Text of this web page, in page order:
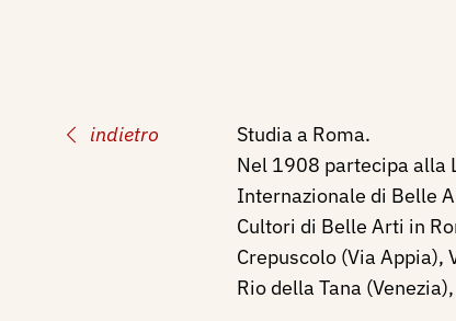
indietro
Studia a Roma.
Nel 1908 partecipa alla
Internazionale di Belle
Cultori di Belle Arti in
Crepuscolo (Via Appia),
Rio della Tana